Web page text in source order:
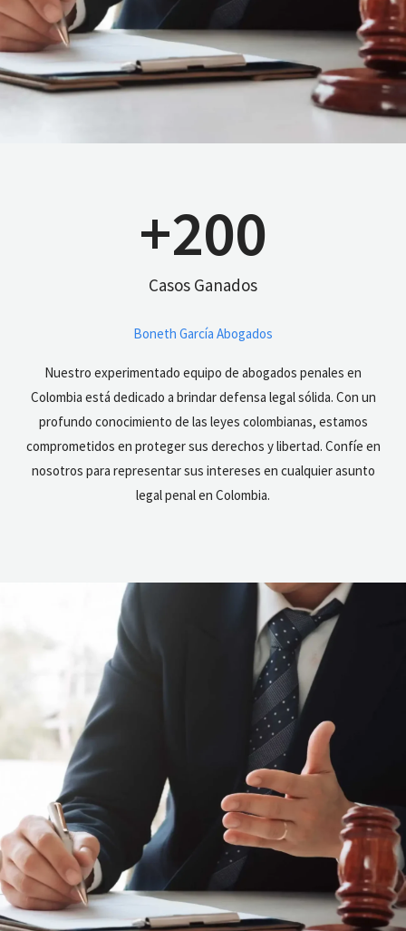
Casos Ganados
+200
Boneth García Abogados
Nuestro experimentado equipo de abogados penales en
Colombia está dedicado a brindar defensa legal sólida. Con un
profundo conocimiento de las leyes colombianas, estamos
comprometidos en proteger sus derechos y libertad. Confíe en
nosotros para representar sus intereses en cualquier asunto
legal penal en Colombia.